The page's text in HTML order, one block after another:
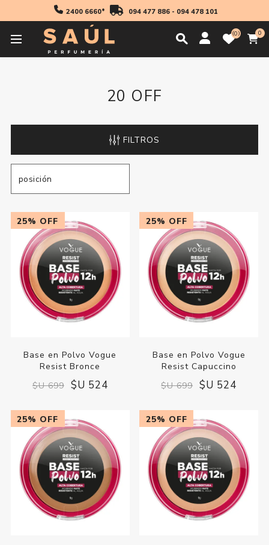
2400 6660* 094 477 886- 094 478 101
0 0
Inicio
20 OFF
FILTROS
25% OFF
Base en Polvo Vogue
Resist Bronce
$U 699 $U 524
25% OFF
Base en Polvo Vogue
Resist Capuccino
$U 699 $U 524
25% OFF 25% OFF